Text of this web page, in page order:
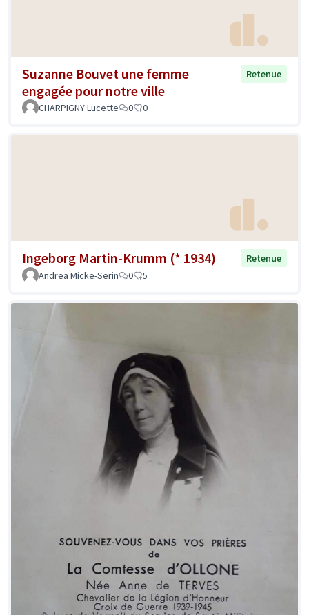
Suzanne Bouvet une femme
engagée pour notre ville
Retenue
CHARPIGNY Lucette 0 0
Ingeborg Martin-Krumm (* 1934)
Retenue
Andrea Micke-Serin
0 5